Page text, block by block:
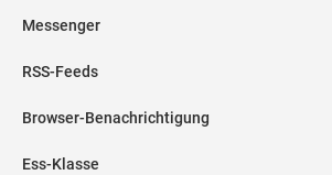
Messenger
RSS-Feeds
Browser-Benachrichtigung
Ess-Klasse